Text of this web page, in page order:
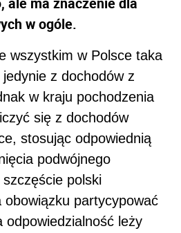
w ogóle.
wszystkim w Polsce taka
jedynie z dochodów z
w kraju pochodzenia
się z dochodów
stosując odpowiednią
podwójnego
polski
obowiązku partycypować
odpowiedzialność leży